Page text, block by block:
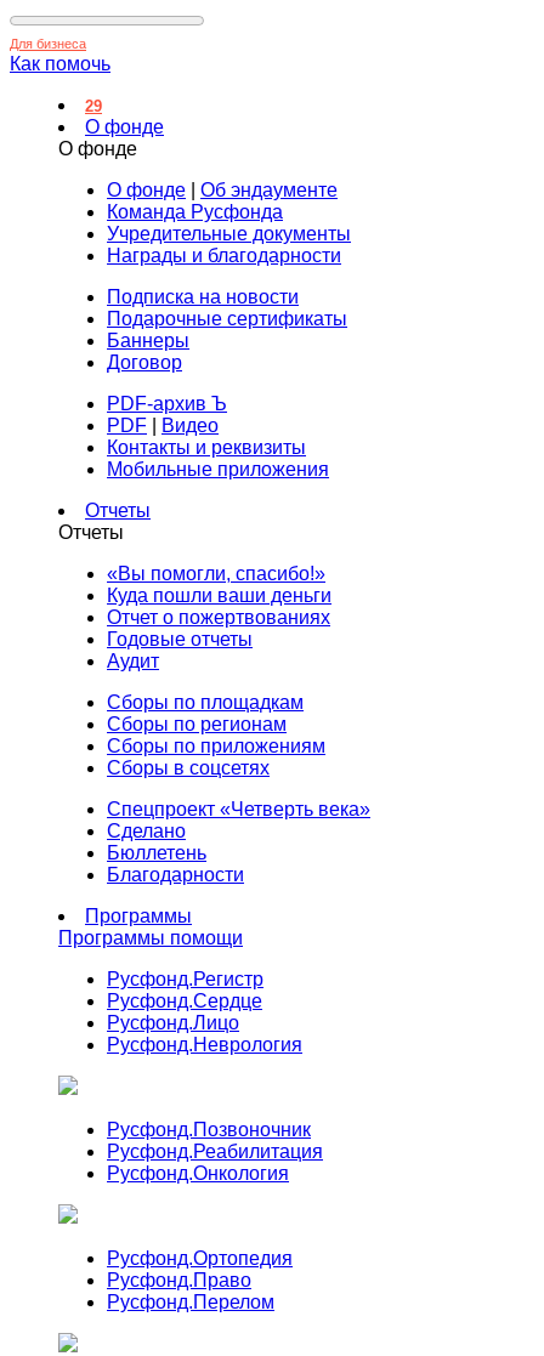
Для бизнеса
Как помочь
29
О фонде
О фонде
О фонде
Об эндаументе
Команда Русфонда
Учредительные документы
Награды и благодарности
Подписка на новости
Подарочные сертификаты
Баннеры
Договор
PDF-архив Ъ
PDF
Видео
Контакты и реквизиты
Мобильные приложения
Отчеты
Отчеты
«Вы помогли, спасибо!»
Куда пошли ваши деньги
Отчет о пожертвованиях
Годовые отчеты
Аудит
Сборы по площадкам
Сборы по регионам
Сборы по приложениям
Сборы в соцсетях
Спецпроект «Четверть века»
Сделано
Бюллетень
Благодарности
Программы
Программы помощи
Русфонд.Регистр
Русфонд.Сердце
Русфонд.Лицо
Русфонд.Неврология
Русфонд.Позвоночник
Русфонд.Реабилитация
Русфонд.Онкология
Русфонд.Ортопедия
Русфонд.Право
Русфонд.Перелом